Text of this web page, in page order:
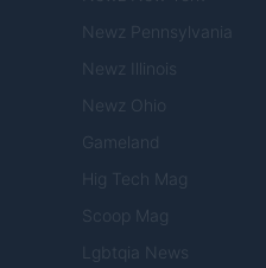
Newz Pennsylvania
Newz Illinois
Newz Ohio
Gameland
Hig Tech Mag
Scoop Mag
Lgbtqia News